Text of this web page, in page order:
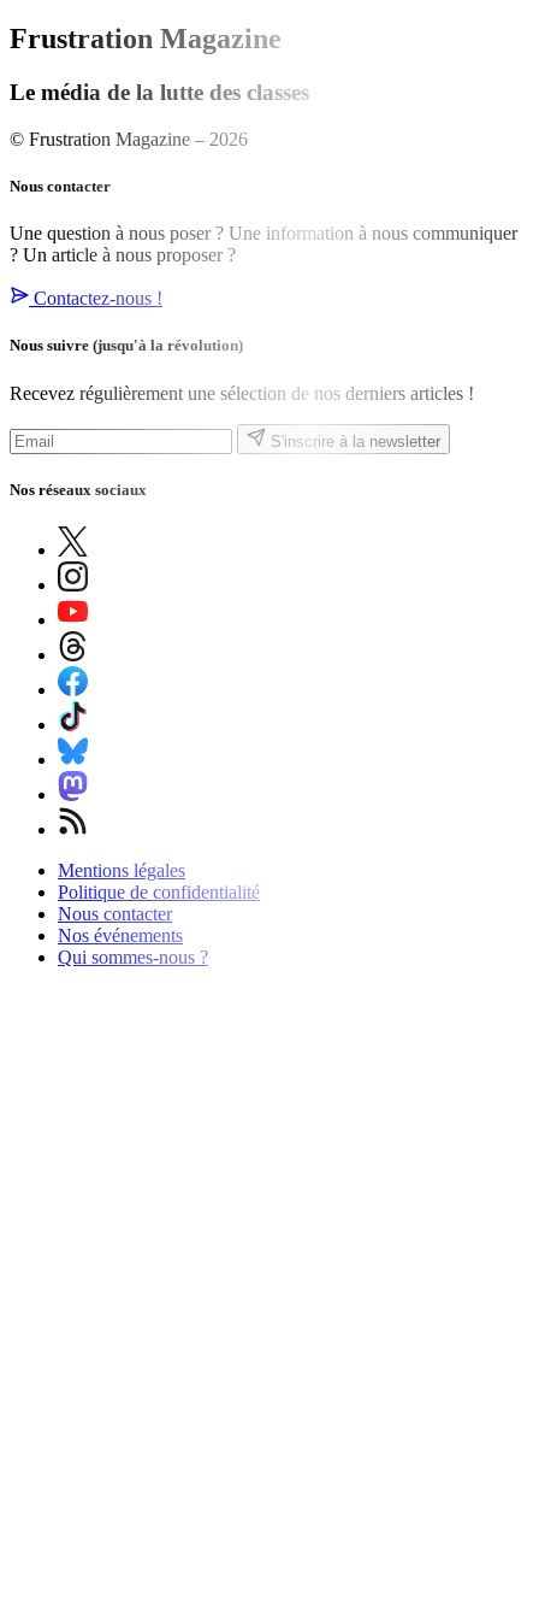
Frustration Magazine
Le média de la lutte des classes
© Frustration Magazine – 2026
Nous contacter
Une question à nous poser ? Une information à nous communiquer
? Un article à nous proposer ?
Contactez-nous !
Nous suivre (jusqu'à la révolution)
Recevez régulièrement une sélection de nos derniers articles !
S'inscrire à la newsletter
Nos réseaux sociaux
Mentions légales
Politique de confidentialité
Nous contacter
Nos événements
Qui sommes-nous ?